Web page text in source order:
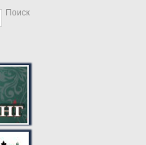
Поиск